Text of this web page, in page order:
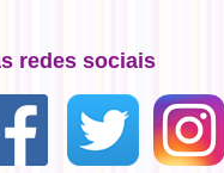
redes sociais